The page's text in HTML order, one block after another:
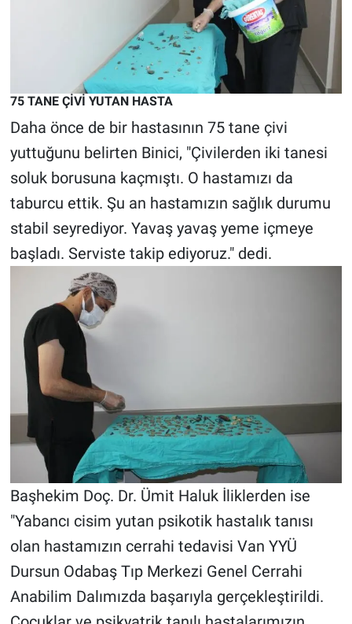
75 TANE ÇİVİ YUTAN HASTA
Daha önce de bir hastasının 75 tane çivi
yuttuğunu belirten Binici, "Çivilerden iki tanesi
soluk borusuna kaçmıştı. O hastamızı da
taburcu ettik. Şu an hastamızın sağlık durumu
stabil seyrediyor. Yavaş yavaş yeme içmeye
başladı. Serviste takip ediyoruz." dedi.
Başhekim Doç. Dr. Ümit Haluk İliklerden ise
"Yabancı cisim yutan psikotik hastalık tanısı
olan hastamızın cerrahi tedavisi Van YYÜ
Dursun Odabaş Tıp Merkezi Genel Cerrahi
Anabilim Dalımızda başarıyla gerçekleştirildi.